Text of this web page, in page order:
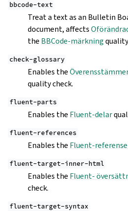
bbcode-text
Treat a text as an Bulletin
document, affects
the BBCode-märkning
check-glossary
Enables the
quality check.
fluent-parts
Enables the Fluent-delar
fluent-references
Enables the Fluent-
fluent-target-inner-html
Enables the Fluent-
check.
fluent-target-syntax